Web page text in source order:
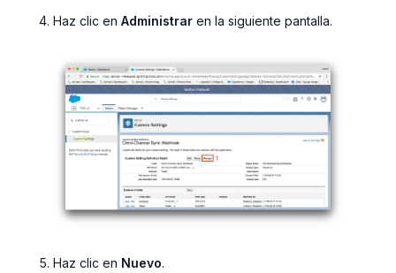
Haz clic en Administrar en la siguiente pantalla.
Haz clic en Nuevo.